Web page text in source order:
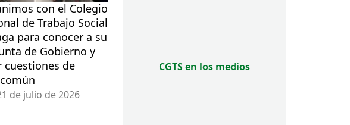
con el Colegio
de Trabajo Social
para conocer a su
de Gobierno y
cuestiones de
de julio de 2026
CGTS en los medios